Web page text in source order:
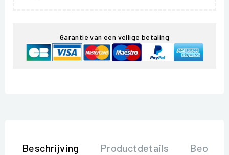
Garantie van een veilige betaling
Beschrijving Productdetails